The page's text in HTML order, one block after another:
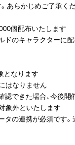
あらかじめご了承くだ
個配布いたします
ドのキャラクターに
となります
はなりません
できた場合、今後開
象外といたします
タの連携が必須です。